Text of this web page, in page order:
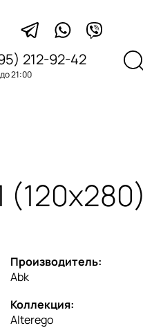
212-92-42
21:00
(120x280)
Производитель:
Abk
Коллекция:
Alterego